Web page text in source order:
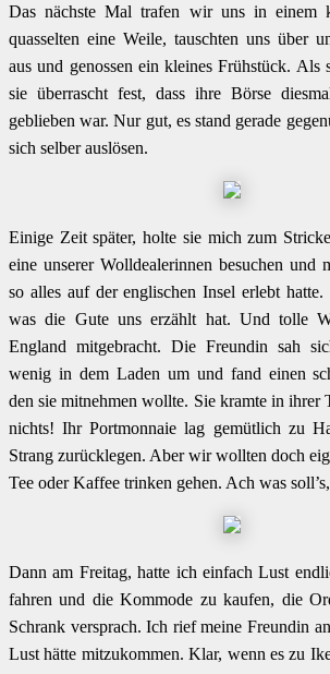
Das nächste Mal trafen wir uns in einem
quasselten eine Weile, tauschten uns über
aus und genossen ein kleines Frühstück. Als
sie überrascht fest, dass ihre Börse
geblieben war. Nur gut, es stand gerade
sich selber auslösen.
Einige Zeit später, holte sie mich zum
eine unserer Wolldealerinnen besuchen und
so alles auf der englischen Insel erlebt hatte.
was die Gute uns erzählt hat. Und tolle
England mitgebracht. Die Freundin sah
wenig in dem Laden um und fand einen
den sie mitnehmen wollte. Sie kramte in ihrer
nichts! Ihr Portmonnaie lag gemütlich zu
Strang zurücklegen. Aber wir wollten doch
Tee oder Kaffee trinken gehen. Ach was
Dann am Freitag, hatte ich einfach Lust
fahren und die Kommode zu kaufen, die
Schrank versprach. Ich rief meine Freundin
Lust hätte mitzukommen. Klar, wenn es zu